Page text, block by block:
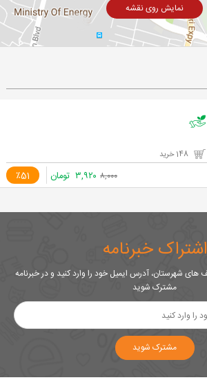
نمایش روی نقشه
٪51 ۸,۰۰۰ ۳,۹۲۰ تومان
اشتراک خبرنامه
شهرستان، آدرس ایمیل خود را وارد کنید و در خبرنامه
مشترک شوید
مشترک شوید